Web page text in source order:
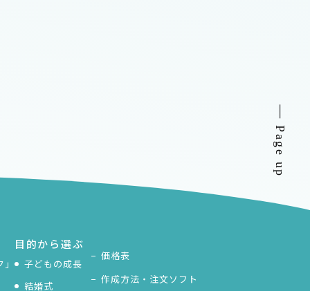
Page up
目的から選ぶ
子どもの成長
結婚式
価格表
作成方法・注文ソフト